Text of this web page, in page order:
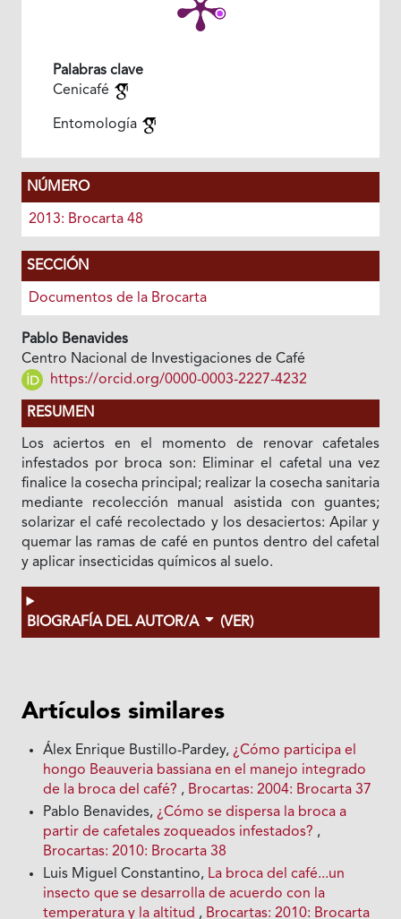
Palabras clave
Cenicafé
Entomología
NÚMERO
2013: Brocarta 48
SECCIÓN
Documentos de la Brocarta
Pablo Benavides
Centro Nacional de Investigaciones de Café
https://orcid.org/0000-0003-2227-4232
RESUMEN
Los aciertos en el momento de renovar cafetales
infestados por broca son: Eliminar el cafetal una vez
finalice la cosecha principal; realizar la cosecha sanitaria
mediante recolección manual asistida con guantes;
solarizar el café recolectado y los desaciertos: Apilar y
quemar las ramas de café en puntos dentro del cafetal
y aplicar insecticidas químicos al suelo.
BIOGRAFÍA DEL AUTOR/A (VER)
Artículos similares
Álex Enrique Bustillo-Pardey,¿Cómo participa el
hongo Beauveria bassiana en el manejo integrado
de la broca del café? , Brocartas: 2004: Brocarta 37
Pablo Benavides,¿Cómo se dispersa la broca a
partir de cafetales zoqueados infestados? ,
Brocartas: 2010: Brocarta 38
Luis Miguel Constantino, La broca del café...un
insecto que se desarrolla de acuerdo con la
temperatura y la altitud , Brocartas: 2010: Brocarta